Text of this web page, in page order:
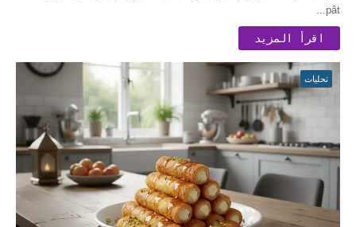
pât...
اقرأ المزيد
تحليات